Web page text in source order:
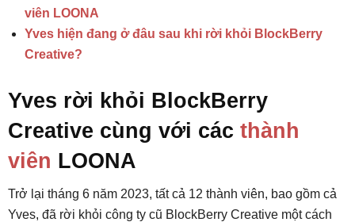
viên LOONA
Yves hiện đang ở đâu sau khi rời khỏi BlockBerry
Creative?
Yves rời khỏi BlockBerry
Creative cùng với các thành
viên LOONA
Trở lại tháng 6 năm 2023, tất cả 12 thành viên, bao gồm cả
Yves, đã rời khỏi công ty cũ BlockBerry Creative một cách